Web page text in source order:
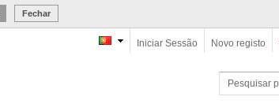
Fechar
Novo registo
Iniciar Sessão